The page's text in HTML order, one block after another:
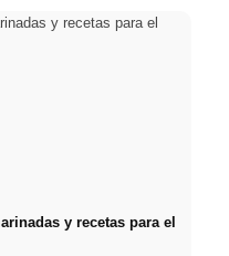
y recetas para el